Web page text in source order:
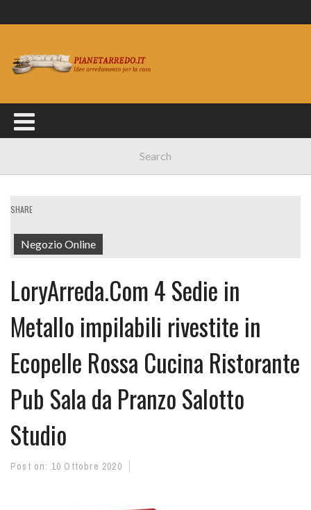
SHARE
Negozio Online
LoryArreda.Com 4 Sedie in
Metallo impilabili rivestite in
Ecopelle Rossa Cucina Ristorante
Pub Sala da Pranzo Salotto
Studio
Post on: 10 Ottobre 2020